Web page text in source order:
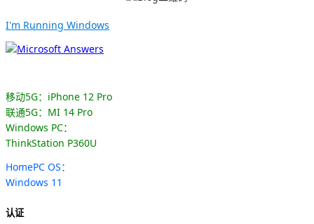
I'm Running Windows
移动5G：iPhone 12 Pro
联通5G：MI 14 Pro
Windows PC：
ThinkStation P360U
HomePC OS：
Windows 11
认证